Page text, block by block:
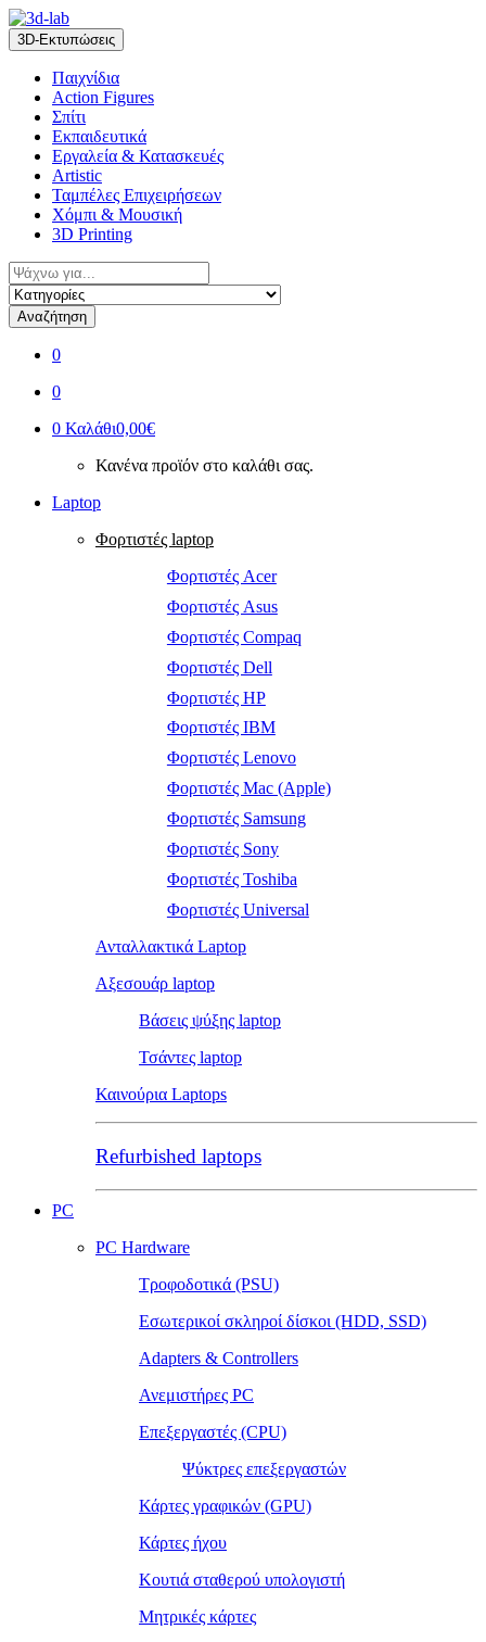
Skip
to
navigation
Skip
to
content
3D-Εκτυπώσεις
Παιχνίδια
Action Figures
Σπίτι
Εκπαιδευτικά
Εργαλεία & Κατασκευές
Artistic
Ταμπέλες Επιχειρήσεων
Χόμπι & Μουσική
3D Printing
Αναζήτηση
για:
Αναζήτηση
0
0
0 Καλάθι0,00€
Κανένα προϊόν στο καλάθι σας.
Laptop
Φορτιστές laptop
Φορτιστές Acer
Φορτιστές Asus
Φορτιστές Compaq
Φορτιστές Dell
Φορτιστές HP
Φορτιστές IBM
Φορτιστές Lenovo
Φορτιστές Mac (Apple)
Φορτιστές Samsung
Φορτιστές Sony
Φορτιστές Toshiba
Φορτιστές Universal
Ανταλλακτικά Laptop
Αξεσουάρ laptop
Βάσεις ψύξης laptop
Τσάντες laptop
Καινούρια Laptops
Refurbished laptops
PC
PC Hardware
Τροφοδοτικά (PSU)
Εσωτερικοί σκληροί δίσκοι (HDD, SSD)
Adapters & Controllers
Ανεμιστήρες PC
Επεξεργαστές (CPU)
Ψύκτρες επεξεργαστών
Κάρτες γραφικών (GPU)
Κάρτες ήχου
Κουτιά σταθερού υπολογιστή
Μητρικές κάρτες